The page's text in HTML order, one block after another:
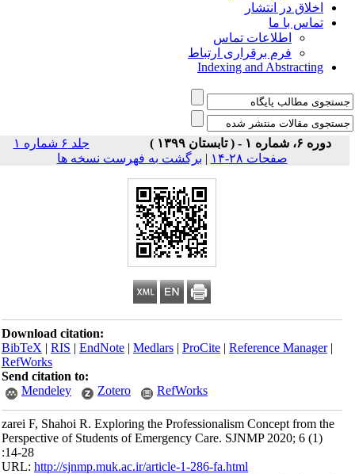
اخلاق در انتشار
تماس با ما
اطلاعات تماس
فرم برقراری ارتباط
Indexing and Abstracting
دوره ۶، شماره ۱ - ( تابستان ۱۳۹۹ )
جلد ۶ شماره ۱
صفحات ۲۸-۱۴
| برگشت به فهرست نسخه ها
Download citation:
BibTeX|RIS|EndNote|Medlars|ProCite|Reference Manager
RefWorks
Send citation to:
Mendeley
Zotero RefWorks
zarei F, Shahoi R. Exploring the Professionalism Concept from the
Perspective of Students of Emergency Care. SJNMP 2020; 6 (1)
:14-28
URL:http://sjnmp.muk.ac.ir/article-1-286-fa.html